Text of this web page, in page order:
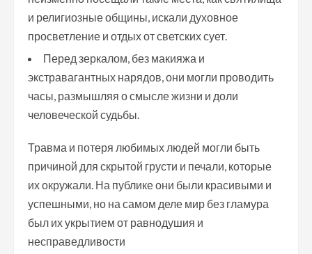
и религиозные общины, искали духовное
просветление и отдых от светских сует.
Перед зеркалом, без макияжа и
экстравагантных нарядов, они могли проводить
часы, размышляя о смысле жизни и доли
человеческой судьбы.
Травма и потеря любимых людей могли быть
причиной для скрытой грусти и печали, которые
их окружали. На публике они были красивыми и
успешными, но на самом деле мир без гламура
был их укрытием от равнодушия и
несправедливости